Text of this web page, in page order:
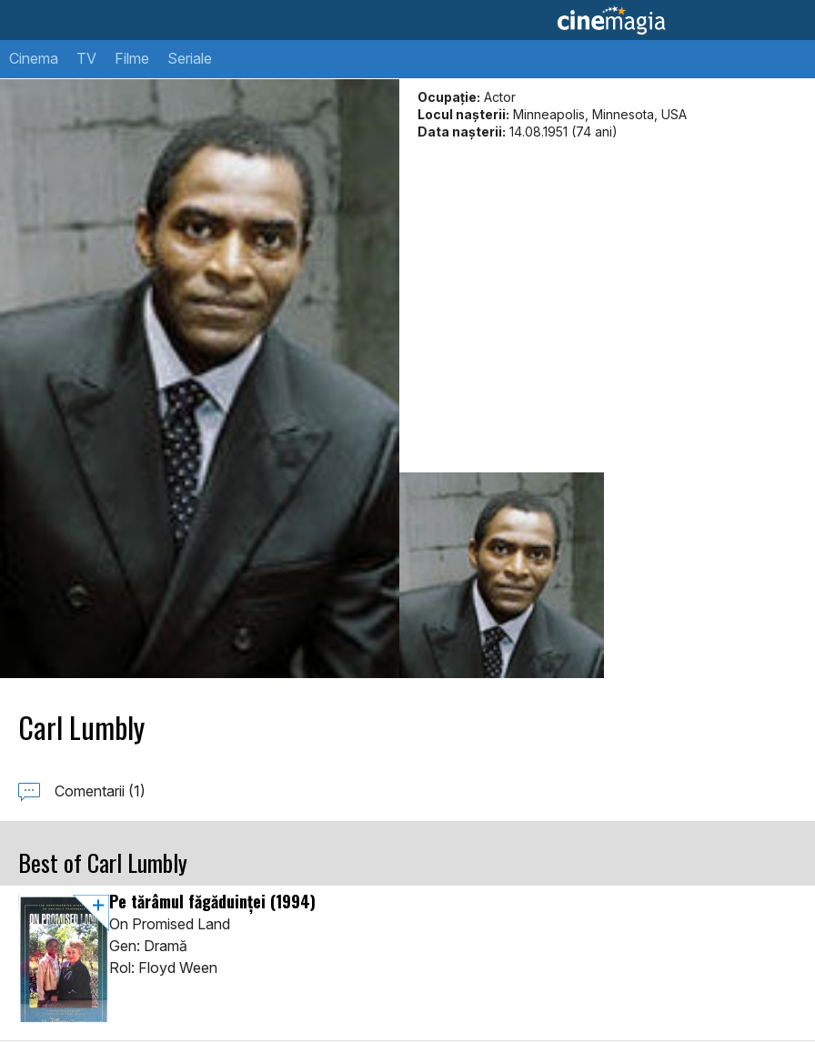
Cinema TV Filme Seriale
Ocupație: Actor
Locul naşterii: Minneapolis, Minnesota, USA
Data naşterii: 14.08.1951 (74 ani)
Carl Lumbly
Comentarii (1)
Best of Carl Lumbly
Pe tărâmul făgăduinței (1994)
On Promised Land
Gen: Dramă
Rol: Floyd Ween